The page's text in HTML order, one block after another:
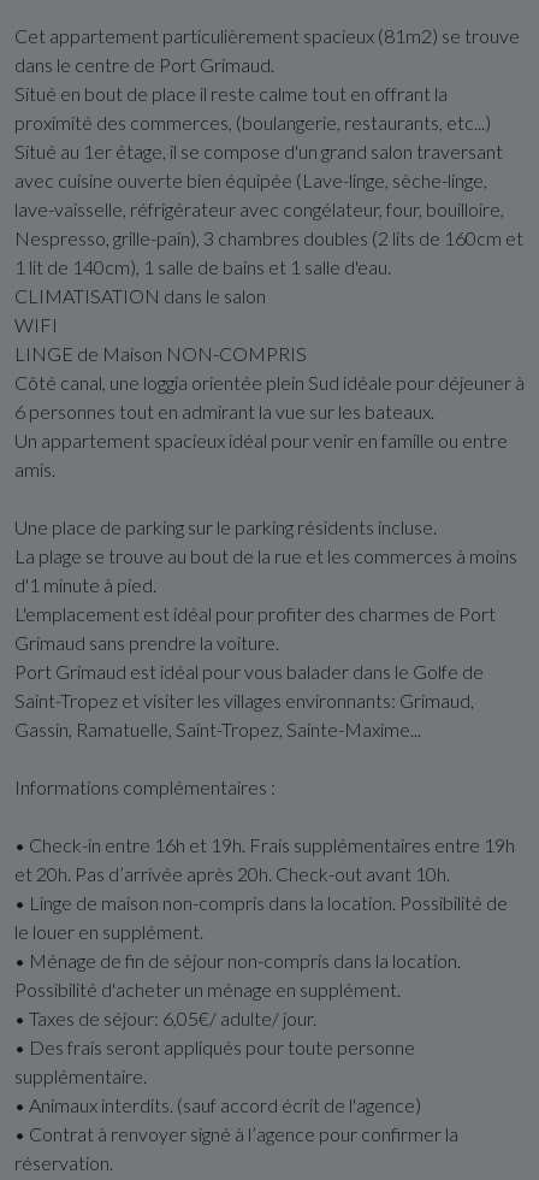
Cet appartement particulièrement spacieux (81m2) se trouve
dans le centre de Port Grimaud.
Situé en bout de place il reste calme tout en offrant la
proximité des commerces, (boulangerie, restaurants, etc...)
Situé au 1er étage, il se compose d'un grand salon traversant
avec cuisine ouverte bien équipée (Lave-linge, sèche-linge,
lave-vaisselle, réfrigérateur avec congélateur, four, bouilloire,
Nespresso, grille-pain), 3 chambres doubles (2 lits de 160cm et
1 lit de 140cm), 1 salle de bains et 1 salle d'eau.
CLIMATISATION dans le salon
WIFI
LINGE de Maison NON-COMPRIS
Côté canal, une loggia orientée plein Sud idéale pour déjeuner à
6 personnes tout en admirant la vue sur les bateaux.
Un appartement spacieux idéal pour venir en famille ou entre
amis.
Une place de parking sur le parking résidents incluse.
La plage se trouve au bout de la rue et les commerces à moins
d'1 minute à pied.
L'emplacement est idéal pour profiter des charmes de Port
Grimaud sans prendre la voiture.
Port Grimaud est idéal pour vous balader dans le Golfe de
Saint-Tropez et visiter les villages environnants: Grimaud,
Gassin, Ramatuelle, Saint-Tropez, Sainte-Maxime...
Informations complémentaires :
• Check-in entre 16h et 19h. Frais supplémentaires entre 19h
et 20h. Pas d’arrivée après 20h. Check-out avant 10h.
• Linge de maison non-compris dans la location. Possibilité de
le louer en supplément.
• Ménage de fin de séjour non-compris dans la location.
Possibilité d'acheter un ménage en supplément.
• Taxes de séjour: 6,05€/ adulte/ jour.
• Des frais seront appliqués pour toute personne
supplémentaire.
• Animaux interdits. (sauf accord écrit de l'agence)
• Contrat à renvoyer signé à l’agence pour confirmer la
réservation.